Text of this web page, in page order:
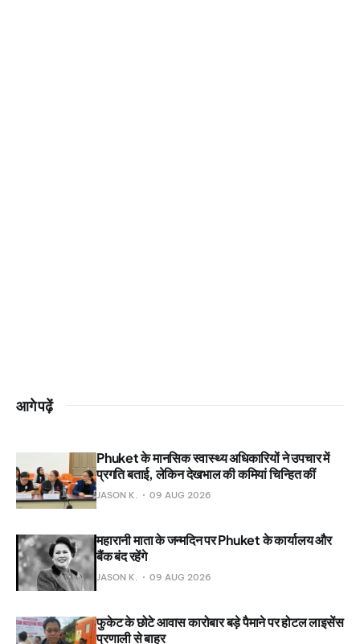
आगे पढ़ें
Phuket के मानसिक स्वास्थ्य अधिकारियों ने उपचार में
प्रगति बताई, लेकिन देखभाल की कमियां चिन्हित कीं
JASON K. 09 AUG 2026
महारानी माता के जन्मदिन पर Phuket के कार्यालय और
बैंक बंद रहेंगे
JASON K. 09 AUG 2026
फुकेट के छोटे आवास कारोबार बड़े पैमाने पर होटल लाइसेंस
प्रणाली से बाहर